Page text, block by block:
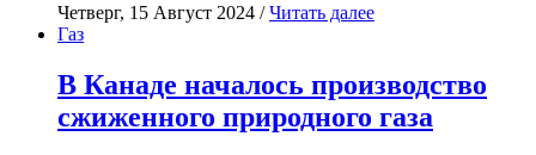
Четверг, 15 Август 2024 /Читать далее
Газ
В Канаде началось производство
сжиженного природного газа